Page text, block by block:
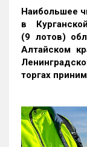
Наибольшее
в
(9 лотов)
Алтайском
торгах